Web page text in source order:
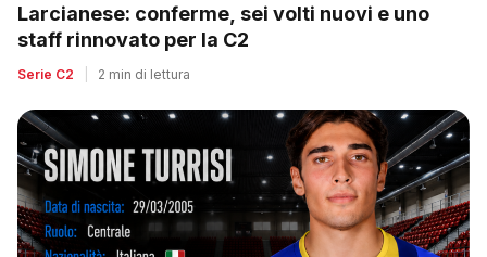
Larcianese: conferme, sei volti nuovi e uno
staff rinnovato per la C2
Serie C2 2 min di lettura